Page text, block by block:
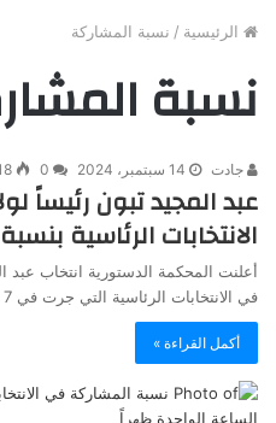
الرئيسية / نسبة المشاركة
نسبة
جادت 14 سبتمبر، 2024 0
عبد المجيد تبون رئيساً
الانتخابات الرئاسية بنسبة 84.30%
أعلنت المحكمة الدستورية انتخاب عبد
في الانتخابات الرئاسية التي جرت في 7 سبتمبر 2024.…
أكمل القراءة »